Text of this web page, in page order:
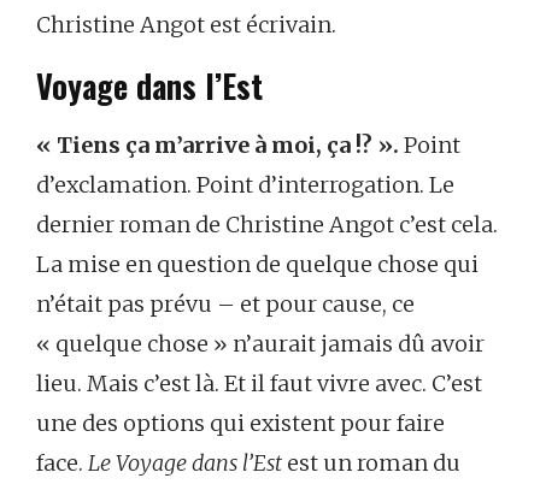
Christine Angot est écrivain.
Voyage dans l’Est
« Tiens ça m’arrive à moi, ça !? ». Point
d’exclamation. Point d’interrogation. Le
dernier roman de Christine Angot c’est cela.
La mise en question de quelque chose qui
n’était pas prévu – et pour cause, ce
« quelque chose » n’aurait jamais dû avoir
lieu. Mais c’est là. Et il faut vivre avec. C’est
une des options qui existent pour faire
face. Le Voyage dans l’Est est un roman du